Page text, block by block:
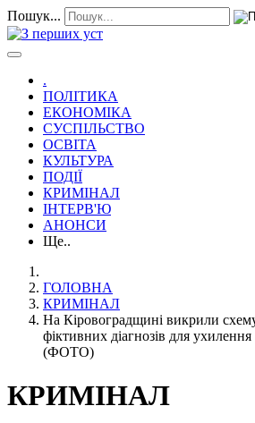
Пошук...
.
ПОЛІТИКА
ЕКОНОМІКА
СУСПІЛЬСТВО
ОСВІТА
КУЛЬТУРА
ПОДІЇ
КРИМІНАЛ
ІНТЕРВ'Ю
АНОНСИ
Ще..
ГОЛОВНА
КРИМІНАЛ
На Кіровоградщині викрили
фіктивних діагнозів для ухилення
(ФОТО)
КРИМІНАЛ